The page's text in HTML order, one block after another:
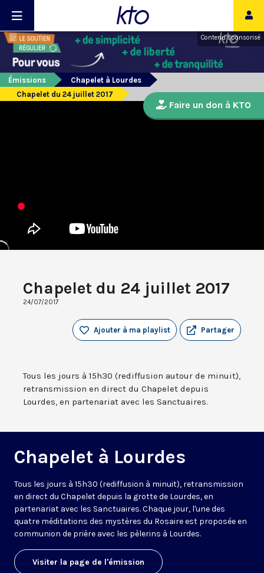
Contenu sponsorisé
Émissions
Chapelet à Lourdes
Chapelet du 24 juillet 2017
Chapelet du 24 juillet 2017
24/07/2017
Partager
Ajouter à ma playlist
Tous les jours à 15h30 (rediffusion autour de minuit),
retransmission en direct du Chapelet depuis
Lourdes, en partenariat avec les Sanctuaires.
Chapelet à Lourdes
Tous les jours à 15h30 (rediffusion à minuit), retransmission
en direct du Chapelet depuis la grotte de Lourdes, en
partenariat avec les Sanctuaires. Chaque jour, l'une des
quatre méditations des mystères du Rosaire est proposée en
communion de prière avec les pèlerins à Lourdes.
Visiter la page de l'émission
Faire un don à KTO